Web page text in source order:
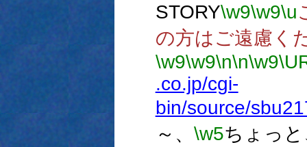
STORY\w9\w9\u
の方はご遠慮く
\w9\w9\n\n\w9
.co.jp/cgi-
bin/source/
～、 \w5ちょっ